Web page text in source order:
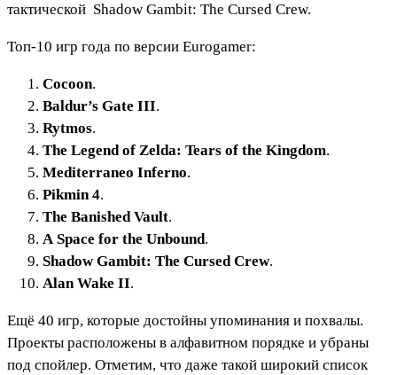
тактической Shadow Gambit: The Cursed Crew.
Топ-10 игр года по версии Eurogamer:
Cocoon.
Baldur’s Gate III.
Rytmos.
The Legend of Zelda: Tears of the Kingdom.
Mediterraneo Inferno.
Pikmin 4.
The Banished Vault.
A Space for the Unbound.
Shadow Gambit: The Cursed Crew.
Alan Wake II.
Ещё 40 игр, которые достойны упоминания и похвалы.
Проекты расположены в алфавитном порядке и убраны
под спойлер. Отметим, что даже такой широкий список